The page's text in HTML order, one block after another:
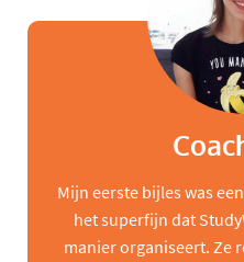
Mijn eerste bijles was
het superfijn dat
manier organiseert. Ze